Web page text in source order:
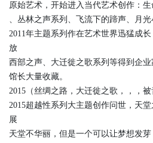
原始艺术，开始进入当代艺术创作：
、丛林之声系列、飞流下的蹄声、月光
2011年主题系列作在艺术世界迅猛成
放
西部之声、大迁徙之歌系列等得到企业
馆长大量收藏。
2015（丝绸之路，大迁徙之歌，，，被
2015超越性系列大主题创作问世，天
展
天堂不华丽，但是一个可以让梦想发